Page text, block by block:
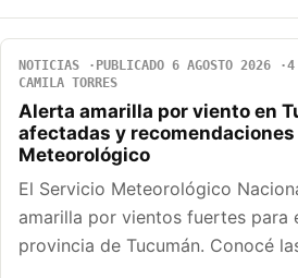
NOTICIAS PUBLICADO 6 AGOSTO 2026
4
CAMILA TORRES
Alerta amarilla por viento en
afectadas y
Meteorológico
El Servicio Meteorológico
amarilla por vientos fuertes para
provincia de Tucumán. Conocé